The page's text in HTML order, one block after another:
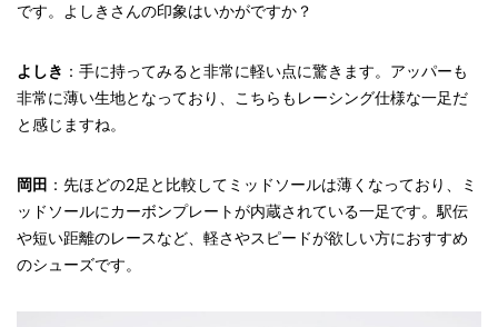
です。よしきさんの印象はいかがですか？
よしき ：手に持ってみると非常に軽い点に驚きます。アッパーも
非常に薄い生地となっており、こちらもレーシング仕様な一足だ
と感じますね。
岡田 ：先ほどの2足と比較してミッドソールは薄くなっており、ミ
ッドソールにカーボンプレートが内蔵されている一足です。駅伝
や短い距離のレースなど、軽さやスピードが欲しい方におすすめ
のシューズです。